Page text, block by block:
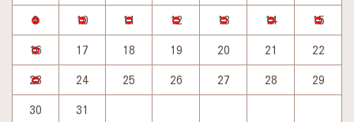
9 10 11 12 13 14 15
16 17 18 19 20 21 22
23 24 25 26 27 28 29
30 31